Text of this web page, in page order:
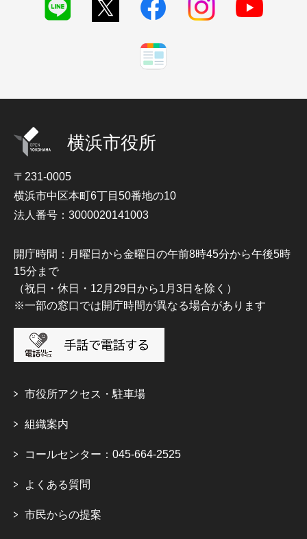
横浜市役所
〒231-0005
横浜市中区本町6丁目50番地の10
法人番号：3000020141003
開庁時間：月曜日から金曜日の午前8時45分から午後5時
15分まで
（祝日・休日・12月29日から1月3日を除く）
※一部の窓口では開庁時間が異なる場合があります
市役所アクセス・駐車場
組織案内
コールセンター：045-664-2525
よくある質問
市民からの提案